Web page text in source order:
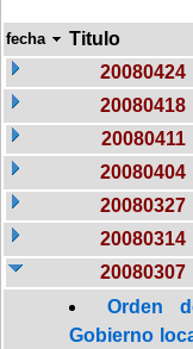
fecha Titulo
20080424
20080418
20080411
20080404
20080327
20080314
20080307
Orden
Gobierno